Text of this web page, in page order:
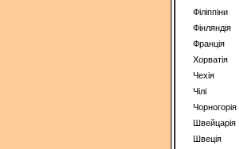
Фiлiппiни
Фiнляндiя
Францiя
Хорватiя
Чехія
Чiлi
Чорногорія
Швейцарiя
Швецiя